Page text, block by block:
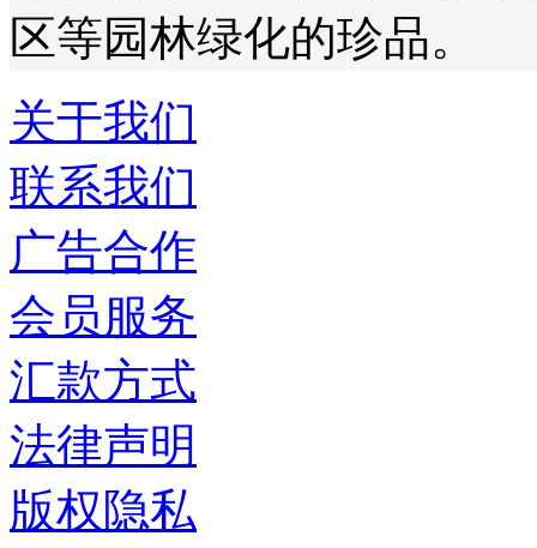
区等园林绿化的珍品。
关于我们
联系我们
广告合作
会员服务
汇款方式
法律声明
版权隐私